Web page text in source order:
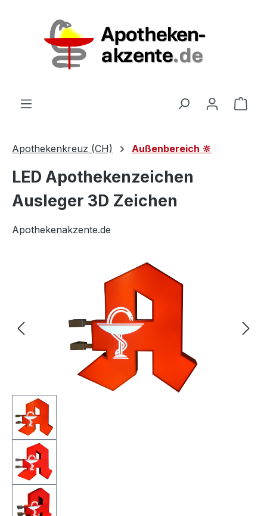
Apothekenkreuz (CH) Außenbereich 🔆
LED Apothekenzeichen
Ausleger 3D Zeichen
Apothekenakzente.de